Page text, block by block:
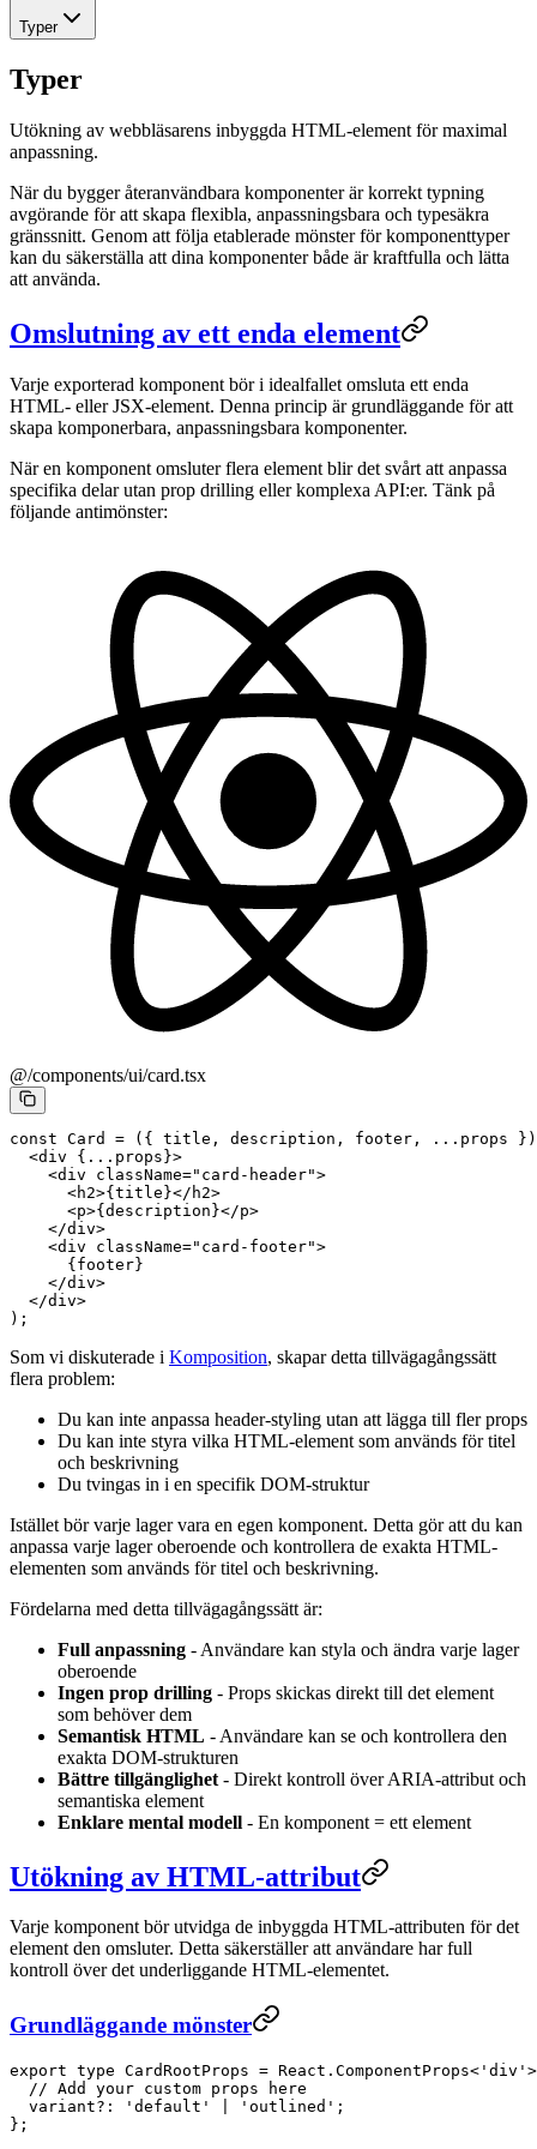
Typer
Typer
Utökning av webbläsarens inbyggda HTML-element för maximal
anpassning.
När du bygger återanvändbara komponenter är korrekt typning
avgörande för att skapa flexibla, anpassningsbara och typesäkra
gränssnitt. Genom att följa etablerade mönster för komponenttyper
kan du säkerställa att dina komponenter både är kraftfulla och lätta
att använda.
Omslutning av ett enda element
Varje exporterad komponent bör i idealfallet omsluta ett enda
HTML- eller JSX-element. Denna princip är grundläggande för att
skapa komponerbara, anpassningsbara komponenter.
När en komponent omsluter flera element blir det svårt att anpassa
specifika delar utan prop drilling eller komplexa API:er. Tänk på
följande antimönster:
@/components/ui/card.tsx
const Card = ({ title , description , footer , ... props
  <
div { ... props}>
    <
div className="card-header">
      <
h2>{title}</ h2>
      <
p>{description}</p>
    </
div>
    <
div className="card-footer">
      {footer}
    </
div>
  </
div>
);
Som vi diskuterade i Komposition, skapar detta tillvägagångssätt
flera problem:
Du kan inte anpassa header-styling utan att lägga till fler props
Du kan inte styra vilka HTML-element som används för titel
och beskrivning
Du tvingas in i en specifik DOM-struktur
Istället bör varje lager vara en egen komponent. Detta gör att du kan
anpassa varje lager oberoende och kontrollera de exakta HTML-
elementen som används för titel och beskrivning.
Fördelarna med detta tillvägagångssätt är:
Full anpassning - Användare kan styla och ändra varje lager
oberoende
Ingen prop drilling - Props skickas direkt till det element
som behöver dem
Semantisk HTML - Användare kan se och kontrollera den
exakta DOM-strukturen
Bättre tillgänglighet - Direkt kontroll över ARIA-attribut och
semantiska element
Enklare mental modell - En komponent = ett element
Utökning av HTML-attribut
Varje komponent bör utvidga de inbyggda HTML-attributen för det
element den omsluter. Detta säkerställer att användare har full
kontroll över det underliggande HTML-elementet.
Grundläggande mönster
export type CardRootProps = React . ComponentProps< 'div'
  // Add your custom props here
  variant
?: 'default' 'outlined' ;
};